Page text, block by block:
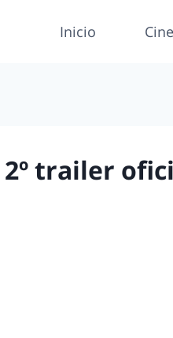
Inicio Cine
trailer